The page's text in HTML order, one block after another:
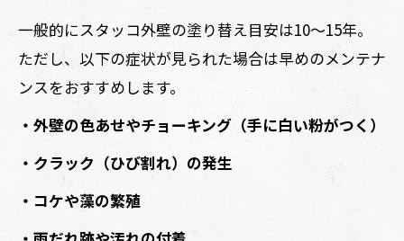
一般的にスタッコ外壁の塗り替え目安は10〜15年。
ただし、以下の症状が見られた場合は早めのメンテナ
ンスをおすすめします。
・外壁の色あせやチョーキング（手に白い粉がつく）
・クラック（ひび割れ）の発生
・コケや藻の繁殖